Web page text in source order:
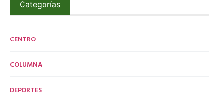
Categorías
CENTRO
COLUMNA
DEPORTES